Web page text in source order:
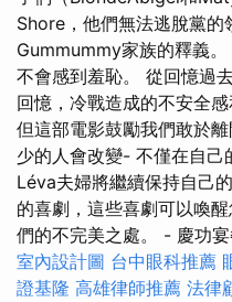
Shore，他們無法逃脫黨
Gummummy家族的釋義
不會感到羞恥。 從回憶過
回憶，冷戰造成的不安全
但這部電影鼓勵我們敢於
少的人會改變- 不僅在自
Léva夫婦將繼續保持自己
的喜劇，這些喜劇可以喚
們的不完美之處。 - 慶功
室內設計圖 台中眼科推薦
證基隆 高雄律師推薦 法律